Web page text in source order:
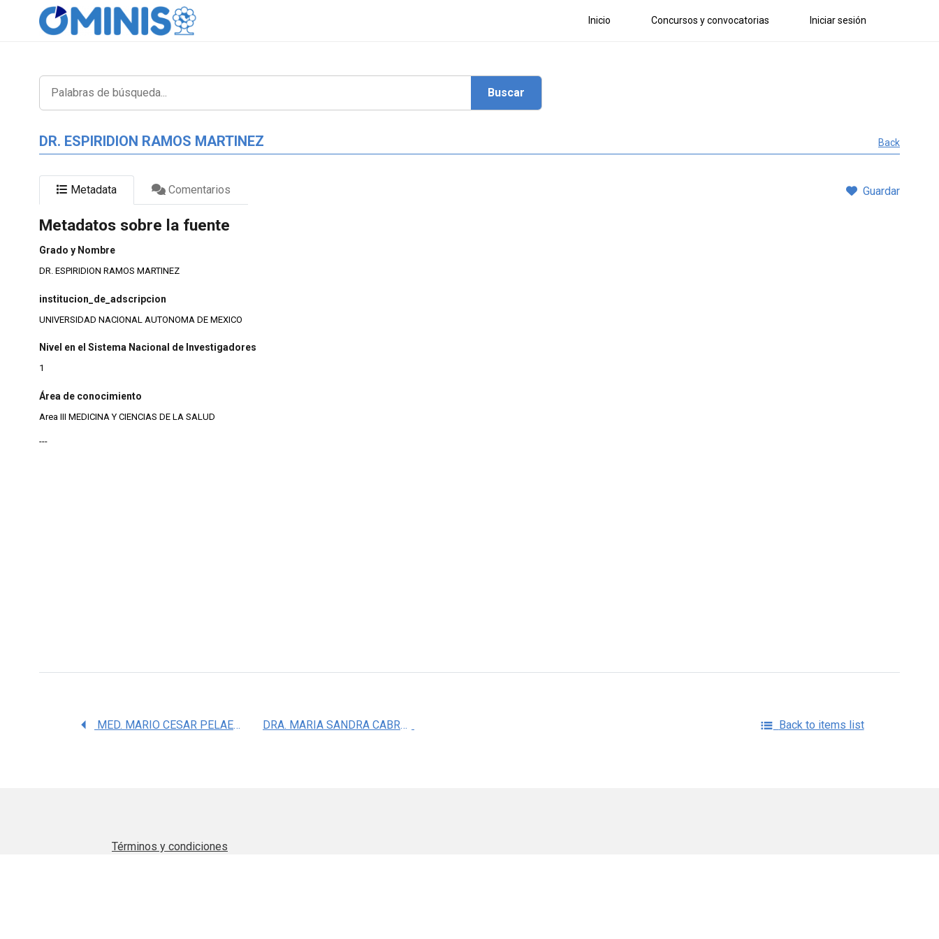
Inicio Concursos y convocatorias Iniciar sesión
DR. ESPIRIDION RAMOS MARTINEZ Back
Metadata Comentarios Guardar
Metadatos sobre la fuente
Grado y Nombre
DR. ESPIRIDION RAMOS MARTINEZ
institucion_de_adscripcion
UNIVERSIDAD NACIONAL AUTONOMA DE MEXICO
Nivel en el Sistema Nacional de Investigadores
1
Área de conocimiento
Area III MEDICINA Y CIENCIAS DE LA SALUD
---
MED. MARIO CESAR PELAEZ LUNA DRA. MARIA SANDRA CABRERA BENITEZ Back to items list
Términos y condiciones